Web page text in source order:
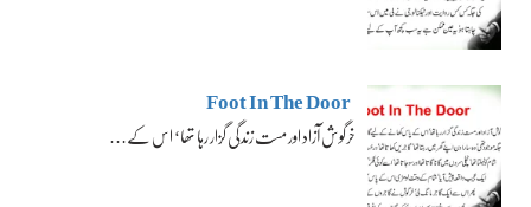
Foot In The Door
خرگوش آزاد اور مست زندگی گزار رہا تھا‘ اس کے…